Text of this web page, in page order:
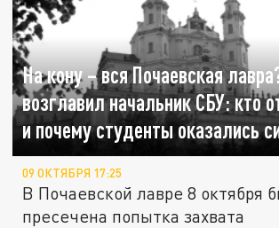
На кону – вся Почаевская
возглавил начальник СБУ: кто
и почему студенты оказались
09 ОКТЯБРЯ 17:25
В Почаевской лавре 8 октября
пресечена попытка захвата